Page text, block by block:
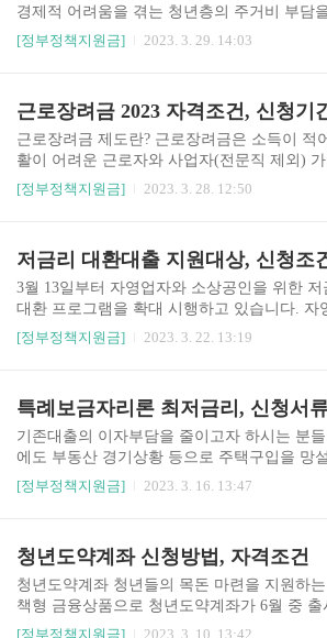
중소기업사업주 산재보험 특례에 3개월 이상
중인 1인 자영업자(융자신청일이 속한 달의 직
달 말일에 고용된 근로자가 없는 사람에 한함)
기계종사자 등 일일 단위로 노무를 제공하는
형태근로종사자는 신청일 이전 90일..
경제적 어려움을 겪는 청년층의 주거비 부담
여주기 위한 정책입니다. 지원금액 지원금액은
습니다. 지원대상 및 기준 1. 지원대상 : 만 19
만 34세에 해당하는 청년으로 만 19세 ~ 만 34
되는 해의 1월 1일부터 신청하여 지원받을 수
니다. (예) 03년 09월 01일 출생자는 22년 8월
도 신청 가능, 04년 09월 01일 출생자는 23년 1
계속 지원합니다. 2. 제외대..
[정부정책지원금] 2023. 3. 29. 14:03
근로장려금 2023 자격조건, 신청기
근로장려금 제도란? 근로장려금은 소득이 적
활이 어려운 근로자와 사업자(전문직 제외)
대상으로, 가구원 수와 근로소득, 사업소득, 종
근로를 장려하고 실질소득을 지원하며, 생활이
려운 근로자와 사업자를 지원하는 목적을 가
있습니다. 근로장려금 지급가능액 단독가구는
소득 기준 금액이 2,200만 원 미만인 경우 최대
만 원을, 홑벌이 가구는 3,200만 원 미만인 경
장려금 신청자격 가. 가구유형 가구원 구성과
유무에 따른..
[정부정책지원금] 2023. 3. 28. 12:50
저금리 대환대출 지원대상, 신청조
3월 13일부터 자영업자와 소상공인을 위한 저
대환 프로그램을 확대 시행하고 있습니다. 자
자와 소상공인 고금리 대출상환 부담 완화를
프로그램을 취급하며, 22년 9월말부터 아래 은
서 신청가능합니다. 비대면(은행 앱) 또는 대
로 신규 대출을 받을 은행에서 신청하시면 됩
▼▼▼은행 바로 가기 클릭▼▼▼ 농협은행신
행우리은행하나은행기업은행국민은행광주은
상적으로 경영활동을 영위하고 있어 저금리 대
자금을 상환할 수 있는 차주를 대상을 합니
개..
[정부정책지원금] 2023. 3. 22. 13:19
특례보금자리론 최저금리, 신청서
기존대출의 이자부담을 줄이고자 하시는 분들
에도 부동산 경기상황 등으로 주택구입을 망
시던 분들이나 전세가격 하락에 따라 전세보증
보금자리론은 2023년 1월 30일 출시되어 1년간
시적으로 운영됩니다. 연 4%대 고정금리 대출
으로, 주택금융공사 홈페이지와 스마트 주택금
앱에서 신청할 수 있습니다. 특례보금자리론은
[정부정책지원금] 2023. 3. 16. 13:47
청년도약계좌 신청방법, 자격조건
청년도약계좌 청년들의 목돈 마련을 지원하는
책형 금융상품으로 청년도약계좌가 6월 중 출
정입니다. 만 19세~34세 가입자가 매월 70만원
[정부정책지원금] 2023. 3. 10. 13:42